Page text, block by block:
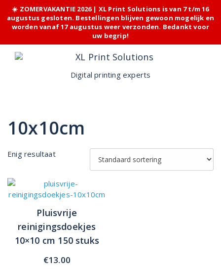
☀️ ZOMERVAKANTIE 2026 | XL Print Solutions is van 7 t/m 16
augustus gesloten. Bestellingen blijven gewoon mogelijk en
worden vanaf 17 augustus weer verzonden. Bedankt voor
uw begrip!
Digital printing experts
10x10cm
Enig resultaat
Pluisvrije
reinigingsdoekjes
10×10 cm 150 stuks
€13.00